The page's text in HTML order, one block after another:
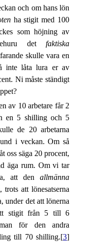
och om hans lön
ha stigit med 100
som höjning av
ehuru detfaktiska
skulle vara en
inte låta lura er av
Ni måste ständigt
av 10 arbetare får 2
en 5 shilling och 5
de 20 arbetarna
i veckan. Om så
oss säga 20 procent,
äga rum. Om vi tar
att denallmänna
att lönesatserna
under det att lönerna
stigit från 5 till 6
för den andra
till 70 shilling.[3]